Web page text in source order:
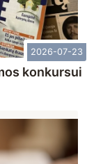
2026-07-23
konkursui